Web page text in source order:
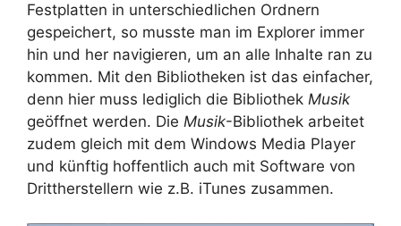
Festplatten in unterschiedlichen Ordnern
gespeichert, so musste man im Explorer immer
hin und her navigieren, um an alle Inhalte ran zu
kommen. Mit den Bibliotheken ist das einfacher,
denn hier muss lediglich die Bibliothek Musik
geöffnet werden. Die Musik-Bibliothek arbeitet
zudem gleich mit dem Windows Media Player
und künftig hoffentlich auch mit Software von
Drittherstellern wie z.B. iTunes zusammen.